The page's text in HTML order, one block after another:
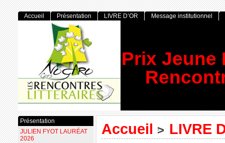
Prix Jeune
Accueil > LIVRE
Accueil Présentation LIVRE D’OR Message institutionnel
Présentation
JULIEN FYOT LAURÉAT
2026